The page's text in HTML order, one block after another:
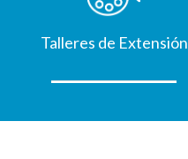
Talleres de Extensión